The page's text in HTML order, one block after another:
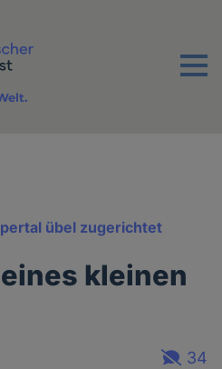
Menu
übel zugerichtet
kleinen
34